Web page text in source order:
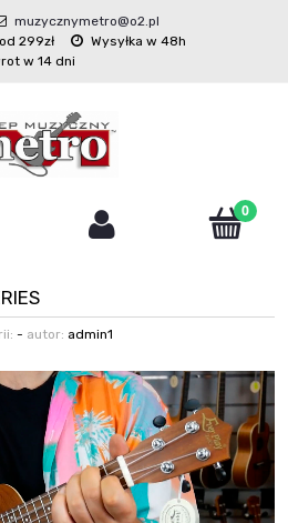
muzycznymetro@o2.pl
299zł
Wysyłka w 48h
w 14 dni
- autor: admin1